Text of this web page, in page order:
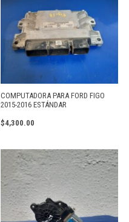
COMPUTADORA PARA FORD FIGO
2015-2016 ESTÁNDAR
$4,300.00